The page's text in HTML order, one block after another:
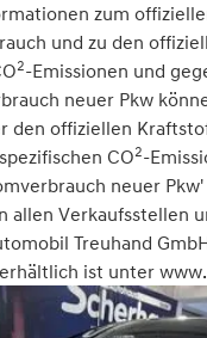
zum
und zu den
2-Emissionen und
neuer Pkw
den offiziellen
CO2-
neuer
allen Verkaufsstellen
Treuhand
ist unter